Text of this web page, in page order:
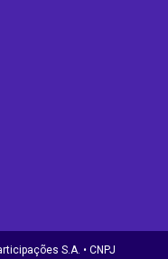
S.A. • CNPJ